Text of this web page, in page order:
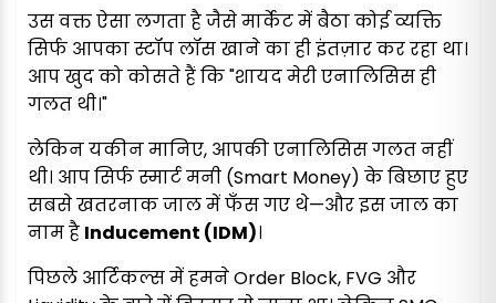
उस वक्त ऐसा लगता है जैसे मार्केट में बैठा कोई व्यक्ति
सिर्फ आपका स्टॉप लॉस खाने का ही इंतज़ार कर रहा था।
आप खुद को कोसते हैं कि "शायद मेरी एनालिसिस ही
गलत थी।"
लेकिन यकीन मानिए, आपकी एनालिसिस गलत नहीं
थी। आप सिर्फ स्मार्ट मनी (Smart Money) के बिछाए हुए
सबसे खतरनाक जाल में फँस गए थे—और इस जाल का
नाम है Inducement (IDM)।
पिछले आर्टिकल्स में हमने Order Block, FVG और